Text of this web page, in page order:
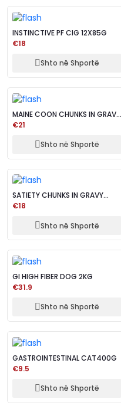
INSTINCTIVE PF CIG 12X85G
€18
Shto në Shportë
MAINE COON CHUNKS IN GRAVY
12X85G
€21
Shto në Shportë
SATIETY CHUNKS IN GRAVY
12X85G
€18
Shto në Shportë
GI HIGH FIBER DOG 2KG
€31.9
Shto në Shportë
GASTROINTESTINAL CAT400G
€9.5
Shto në Shportë